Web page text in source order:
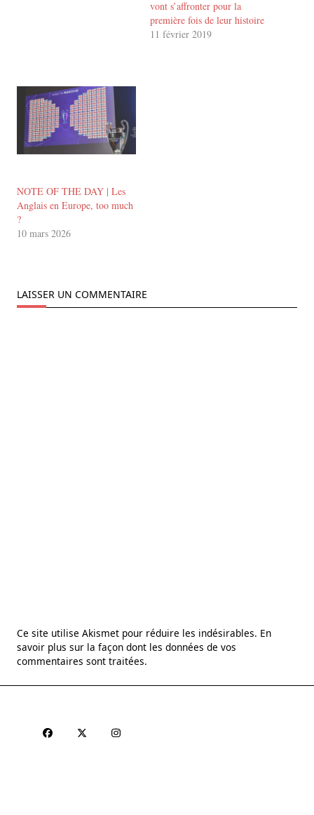
vont s’affronter pour la
première fois de leur histoire
11 février 2019
NOTE OF THE DAY | Les
Anglais en Europe, too much
?
10 mars 2026
LAISSER UN COMMENTAIRE
Ce site utilise Akismet pour réduire les indésirables. En
savoir plus sur la façon dont les données de vos
commentaires sont traitées.